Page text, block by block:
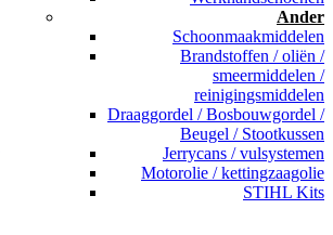
Ander
Schoonmaakmiddelen
Brandstoffen / oliën /
smeermiddelen /
reinigingsmiddelen
Draaggordel / Bosbouwgordel /
Beugel / Stootkussen
Jerrycans / vulsystemen
Motorolie / kettingzaagolie
STIHL Kits